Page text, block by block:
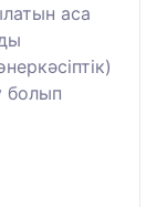
аса
болып